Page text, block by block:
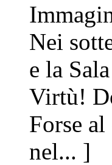
Nei
e la
Virtù!
Forse
nel... ]